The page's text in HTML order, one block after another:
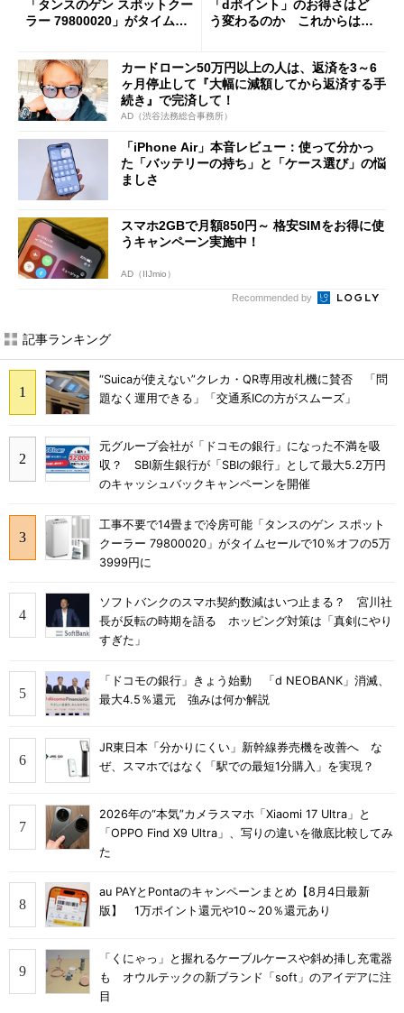
「タンスのゲン スポットクー
ラー 79800020」がタイムセ
「dポイント」のお得さはど
う変わるのか これからは
カードローン50万円以上の人は、返済を3～6
ヶ月停止して『大幅に減額してから返済する手
続き』で完済して！
AD（渋谷法務総合事務所）
「iPhone Air」本音レビュー：使って分かっ
た「バッテリーの持ち」と「ケース選び」の悩
ましさ
スマホ2GBで月額850円～ 格安SIMをお得に使
うキャンペーン実施中！
AD（IIJmio）
Recommended by
記事ランキング
“Suicaが使えない”クレカ・QR専用改札機に賛否 「問
題なく運用できる」「交通系ICの方がスムーズ」
元グループ会社が「ドコモの銀行」になった不満を吸
収？ SBI新生銀行が「SBIの銀行」として最大5.2万円
のキャッシュバックキャンペーンを開催
工事不要で14畳まで冷房可能「タンスのゲン スポット
クーラー 79800020」がタイムセールで10％オフの5万
3999円に
ソフトバンクのスマホ契約数減はいつ止まる？ 宮川社
長が反転の時期を語る ホッピング対策は「真剣にやり
すぎた」
「ドコモの銀行」きょう始動 「d NEOBANK」消滅、
最大4.5％還元 強みは何か解説
JR東日本「分かりにくい」新幹線券売機を改善へ な
ぜ、スマホではなく「駅での最短1分購入」を実現？
2026年の“本気”カメラスマホ「Xiaomi 17 Ultra」と
「OPPO Find X9 Ultra」、写りの違いを徹底比較してみ
た
au PAYとPontaのキャンペーンまとめ【8月4日最新
版】 1万ポイント還元や10～20％還元あり
「くにゃっ」と握れるケーブルケースや斜め挿し充電器
も オウルテックの新ブランド「soft」のアイデアに注
目